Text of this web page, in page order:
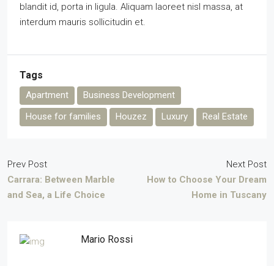
blandit id, porta in ligula. Aliquam laoreet nisl massa, at
interdum mauris sollicitudin et.
Tags
Apartment
Business Development
House for families
Houzez Luxury Real Estate
Prev Post
Carrara: Between Marble
and Sea, a Life Choice
Next Post
How to Choose Your Dream
Home in Tuscany
Mario Rossi